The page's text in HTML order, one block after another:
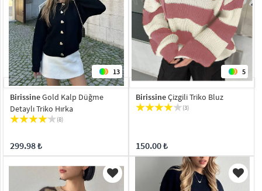
13
BirissineGold Kalp Düğme
Detaylı Triko Hırka
(8)
299.98 ₺
5
BirissineÇizgili Triko Bluz
(3)
150.00 ₺